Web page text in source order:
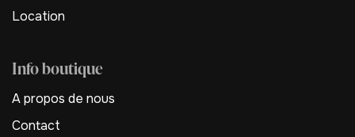
Location
Info boutique
A propos de nous
Contact